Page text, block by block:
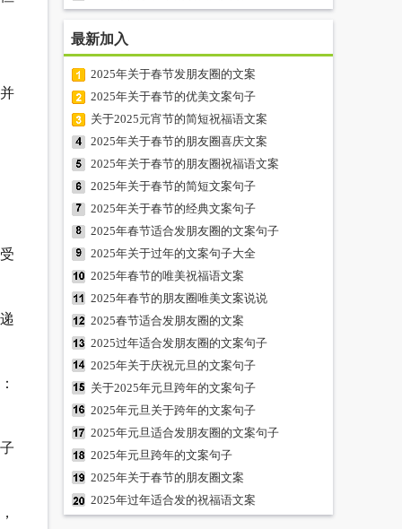
最新加入
2025年关于春节发朋友圈的文案
2025年关于春节的优美文案句子
关于2025元宵节的简短祝福语文案
2025年关于春节的朋友圈喜庆文案
2025年关于春节的朋友圈祝福语文案
2025年关于春节的简短文案句子
2025年关于春节的经典文案句子
2025年春节适合发朋友圈的文案句子
2025年关于过年的文案句子大全
2025年春节的唯美祝福语文案
2025年春节的朋友圈唯美文案说说
2025春节适合发朋友圈的文案
2025过年适合发朋友圈的文案句子
2025年关于庆祝元旦的文案句子
关于2025年元旦跨年的文案句子
2025年元旦关于跨年的文案句子
2025年元旦适合发朋友圈的文案句子
2025年元旦跨年的文案句子
2025年关于春节的朋友圈文案
2025年过年适合发的祝福语文案